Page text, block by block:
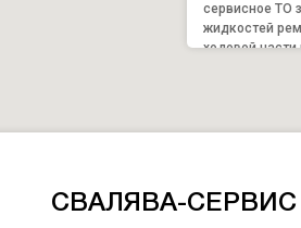
сервисное ТО замена масел/технических
жидкостей ремонт тормозной системы ремонт
ходовой части ремонт рулевого управления
СВАЛЯВА-СЕРВИС